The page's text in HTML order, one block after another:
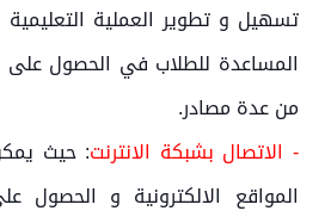
تسهيل و تطوير العملية
المساعدة للطلاب في الحصول على
من عدة مصادر.
- الاتصال بشبكة الانترنت: حيث
المواقع الالكترونية و الحصول